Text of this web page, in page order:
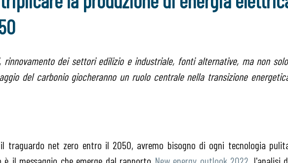
dei settori edilizio e industriale, fonti alternative, ma non
del carbonio giocheranno un ruolo centrale nella transizione
il traguardo net zero entro il 2050, avremo bisogno di ogni tecnologia
è il messaggio che emerge dal rapporto New energy outlook 2022, l'analisi